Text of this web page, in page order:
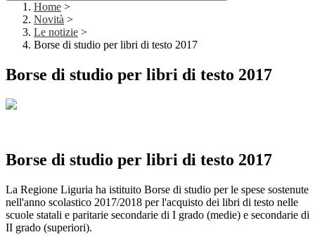
Home >
Novità >
Le notizie >
Borse di studio per libri di testo 2017
Borse di studio per libri di testo 2017
Borse di studio per libri di testo 2017
La Regione Liguria ha istituito Borse di studio per le spese sostenute
nell'anno scolastico 2017/2018 per l'acquisto dei libri di testo nelle
scuole statali e paritarie secondarie di I grado (medie) e secondarie di
II grado (superiori).